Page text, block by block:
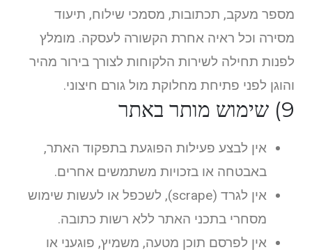
מספר מעקב, תכתובות, מסמכי שילוח, תיעוד
מסירה וכל ראיה אחרת הקשורה לעסקה. מומלץ
לפנות תחילה לשירות הלקוחות לצורך בירור מהיר
והוגן לפני פתיחת מחלוקת מול גורם חיצוני.
9) שימוש מותר באתר
אין לבצע פעילות הפוגעת בתפקוד האתר,
באבטחה או בזכויות משתמשים אחרים.
אין לגרד (scrape), לשכפל או לעשות שימוש
מסחרי בתכני האתר ללא רשות כתובה.
אין לפרסם תוכן מטעה, משמיץ, פוגעני או